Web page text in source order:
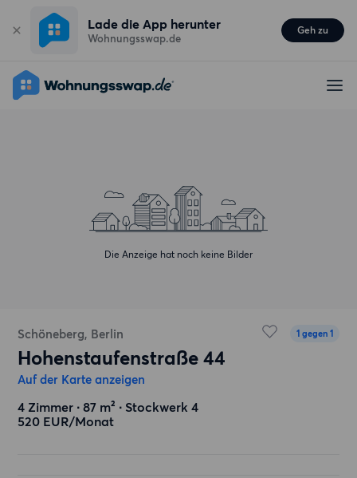
Lade die App herunter
Wohnungsswap.de
Geh zu
Die Anzeige hat noch keine Bilder
Schöneberg, Berlin 1 gegen 1
Hohenstaufenstraße 44
Auf der Karte anzeigen
4 Zimmer ∙ 87 m² ∙ Stockwerk 4
520 EUR/Monat